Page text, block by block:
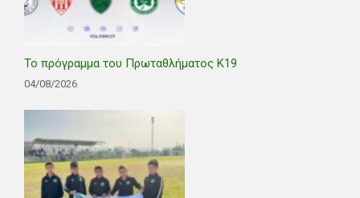
Το πρόγραμμα του Πρωταθλήματος Κ19
04/08/2026